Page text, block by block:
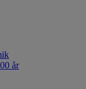
år